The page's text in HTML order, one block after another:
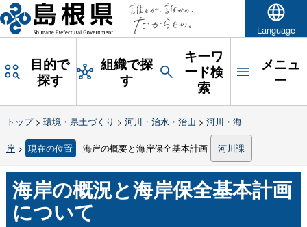
Language
目的で
探す
組織で探
す
キーワ
ード検
索
メニュ
ー
トップ> 環境・県土づくり > 河川・治水・治山 > 河川・海
岸> 現在の位置 海岸の概要と海岸保全基本計画 河川課
海岸の概況と海岸保全基本計画
について